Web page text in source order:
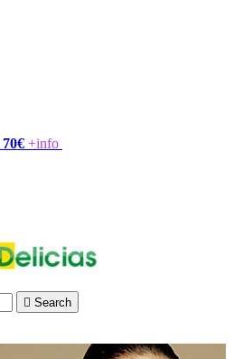
70€ +info
 Search